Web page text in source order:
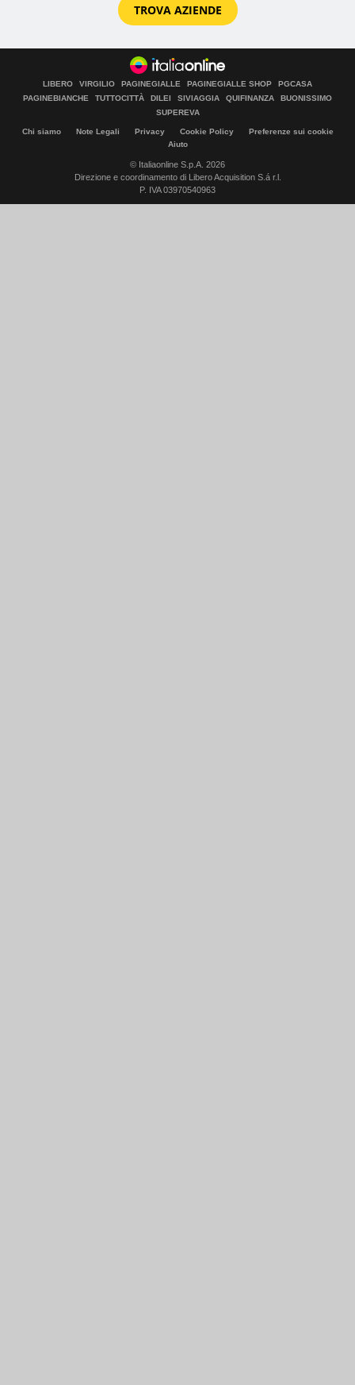
TROVA AZIENDE
LIBERO VIRGILIO PAGINEGIALLE PAGINEGIALLE SHOP
PGCASA
PAGINEBIANCHE
TUTTOCITTÀ DILEI SIVIAGGIA QUIFINANZA
BUONISSIMO
SUPEREVA
Chi siamo Note Legali Privacy Cookie Policy
Preferenze sui cookie
Aiuto
© Italiaonline S.p.A. 2026
Direzione e coordinamento di Libero Acquisition S.á r.l.
P. IVA 03970540963